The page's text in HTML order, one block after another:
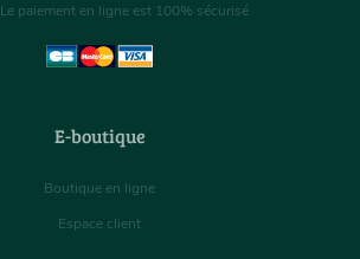
Le paiement en ligne est 100% sécurisé
E-boutique
Boutique en ligne
Espace client